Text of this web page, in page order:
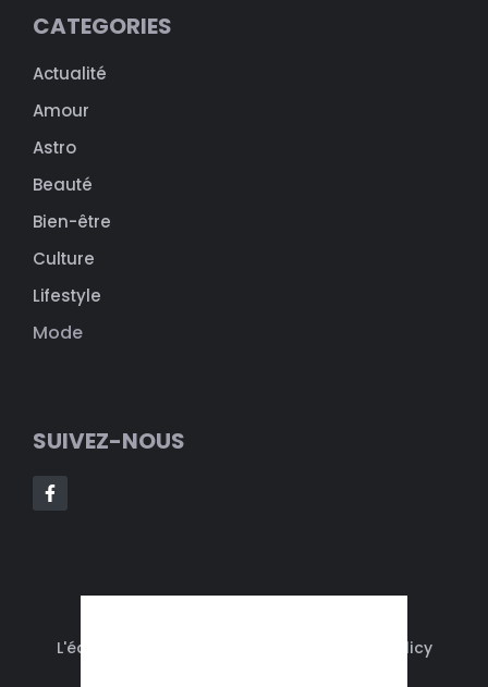
CATEGORIES
Actualité
Amour
Astro
Beauté
Bien-être
Culture
Lifestyle
Mode
SUIVEZ-NOUS
L'équipe
Privacy Policy